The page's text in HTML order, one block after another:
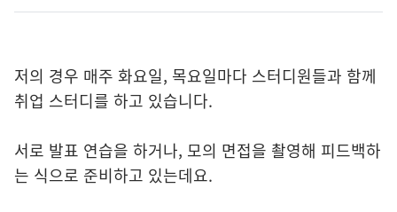
저의 경우 매주 화요일, 목요일마다 스터디원들과 함께
취업 스터디를 하고 있습니다.
서로 발표 연습을 하거나, 모의 면접을 촬영해 피드백하
는 식으로 준비하고 있는데요.